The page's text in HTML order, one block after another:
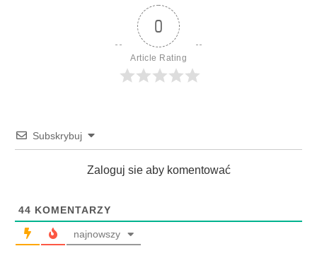
0
Article Rating
Subskrybuj
Zaloguj sie aby komentować
44 KOMENTARZY
najnowszy